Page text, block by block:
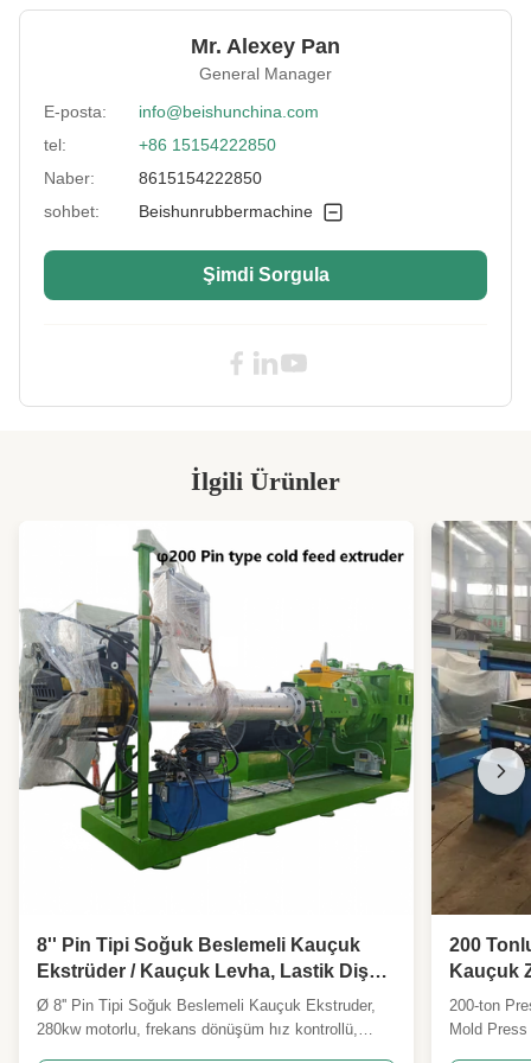
Mixing Volume: 50 litre
Control System: PLC
Process Material: LSFH kablo malzemesi
Mixing Speed: 40rpm
50 litre
36/30 dev/dak
PLC Kontrollü Kauçuk Banbury Karıştırıcı
50L Kauçuk Banbury Karıştırıcı
40 rpm Kauçuk Banbury Karıştırıcı
Mr. Alexey Pan
General Manager
E-posta:
info@beishunchina.com
tel:
+86 15154222850
Naber:
8615154222850
sohbet:
Beishunrubbermachine
Şimdi Sorgula
İlgili Ürünler
8'' Pin Tipi Soğuk Beslemeli Kauçuk
Ekstrüder / Kauçuk Levha, Lastik Diş
Açma Ekstrüderi
Ø 8'' Pin Tipi Soğuk Beslemeli Kauçuk Ekstruder,
280kw motorlu, frekans dönüşüm hız kontrollü,
200
Kauçuk
Yüksek
200-ton
Mold